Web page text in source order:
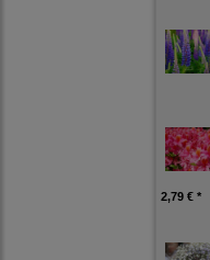
2,79 € *